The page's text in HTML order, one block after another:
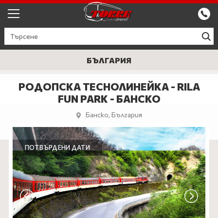
ЕКСКУРЗИИ ОТ ПЛОВДИВ
Круизи с водач
ГЪРЦИЯ
ТУРЦИЯ
СЕПТЕМВРИЙСКИ ПРАЗНИЦИ
ПОЧИВКИ В ТУРЦИЯ 2026
БЪЛГАРИЯ
РОДОПСКА ТЕСНОЛИНЕЙКА - RILA
FUN PARK - БАНСКО
Банско, България
ПОТВЪРДЕНИ ДАТИ